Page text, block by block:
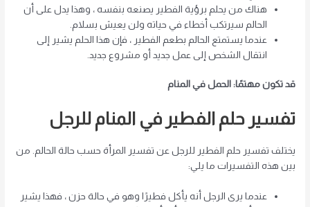
هناك من يحلم برؤية الفطير يصنعه بنفسه ، وهذا يدل على أن
الحالم سيرتكب أخطاء في حياته ولن يعيش بسلام.
عندما يستمتع الحالم بطعم الفطير ، فإن هذا الحلم يشير إلى
انتقال الشخص إلى عمل جديد أو مشروع جديد.
قد تكون مهتمًا: الحمل في المنام
تفسير حلم الفطير في المنام للرجل
يختلف تفسير حلم الفطير للرجل عن تفسير المرأة حسب حالة الحالم. من
بين هذه التفسيرات ما يلي:
عندما يرى الرجل أنه يأكل فطيرًا وهو في حالة حزن ، فهذا يشير